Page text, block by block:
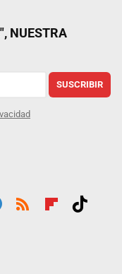
NUESTRA
SUSCRIBIR